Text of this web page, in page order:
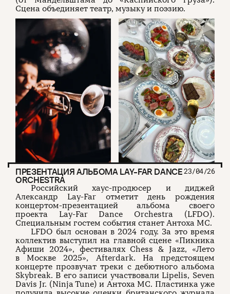
Сцена объединяет театр, музыку и поэзию.
ПРЕЗЕНТАЦИЯ АЛЬБОМА LAY-FAR DANCE
ORCHESTRA
23/04/26
Российский хаус-продюсер и диджей
Александр Lay-Far отметит день рождения
концертом-презентацией альбома своего
проекта Lay-Far Dance Orchestra (LFDO).
Специальным гостем события станет Антоха MC.
LFDO был основан в 2024 году. За это время
коллектив выступил на главной сцене «Пикника
Афиши 2024», фестивалях Chess & Jazz, «Лето
в Москве 2025», Afterdark. На предстоящем
концерте прозвучат треки с дебютного альбома
Skybreak. В его записи участвовали Lipelis, Seven
Davis Jr. (Ninja Tune) и Антоха MC. Пластинка уже